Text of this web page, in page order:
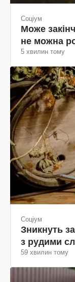
Соціум
Може
не можна
5 хвилин тому
Соціум
Зникнуть
з рудими
59 хвилин тому